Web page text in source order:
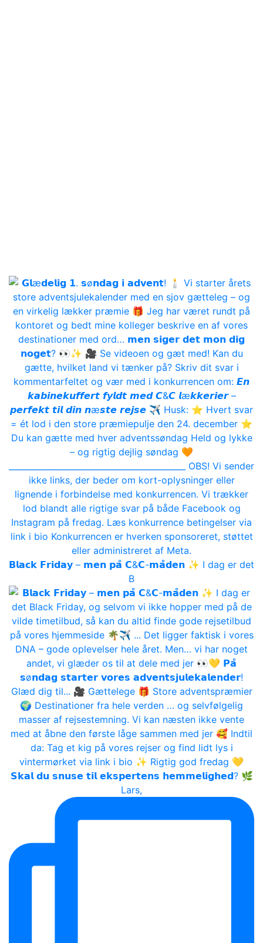
𝗕𝗹𝗮𝗰𝗸 𝗙𝗿𝗶𝗱𝗮𝘆 – 𝗺𝗲𝗻 𝗽𝗮̊ 𝗖&𝗖-𝗺𝗮̊𝗱𝗲𝗻 ✨ I dag er det
B
𝗦𝗸𝗮𝗹 𝗱𝘂 𝘀𝗻𝘂𝘀𝗲 𝘁𝗶𝗹 𝗲𝗸𝘀𝗽𝗲𝗿𝘁𝗲𝗻𝘀 𝗵𝗲𝗺𝗺𝗲𝗹𝗶𝗴𝗵𝗲𝗱? 🌿
Lars,